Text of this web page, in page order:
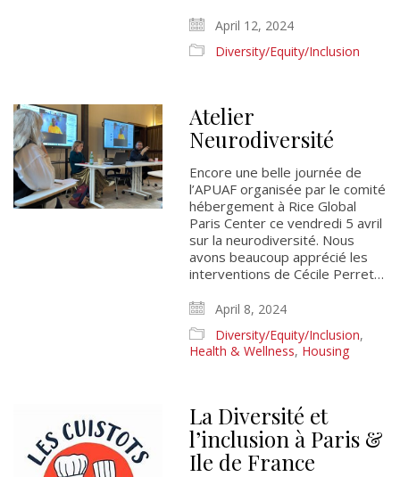
April 12, 2024
Diversity/Equity/Inclusion
Atelier
Neurodiversité
Encore une belle journée de
l’APUAF organisée par le comité
hébergement à Rice Global
Paris Center ce vendredi 5 avril
sur la neurodiversité. Nous
avons beaucoup apprécié les
interventions de Cécile Perret…
April 8, 2024
Diversity/Equity/Inclusion,
Health & Wellness, Housing
La Diversité et
l’inclusion à Paris &
Ile de France